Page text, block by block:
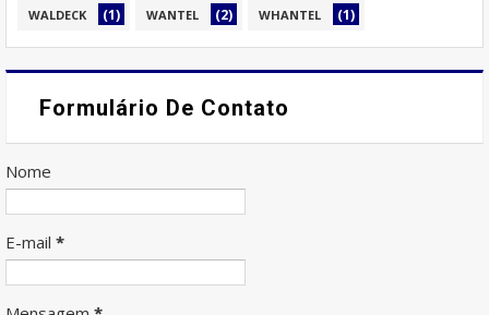
WALDECK (1) WANTEL (2) WHANTEL (1)
Formulário De Contato
Nome
E-mail *